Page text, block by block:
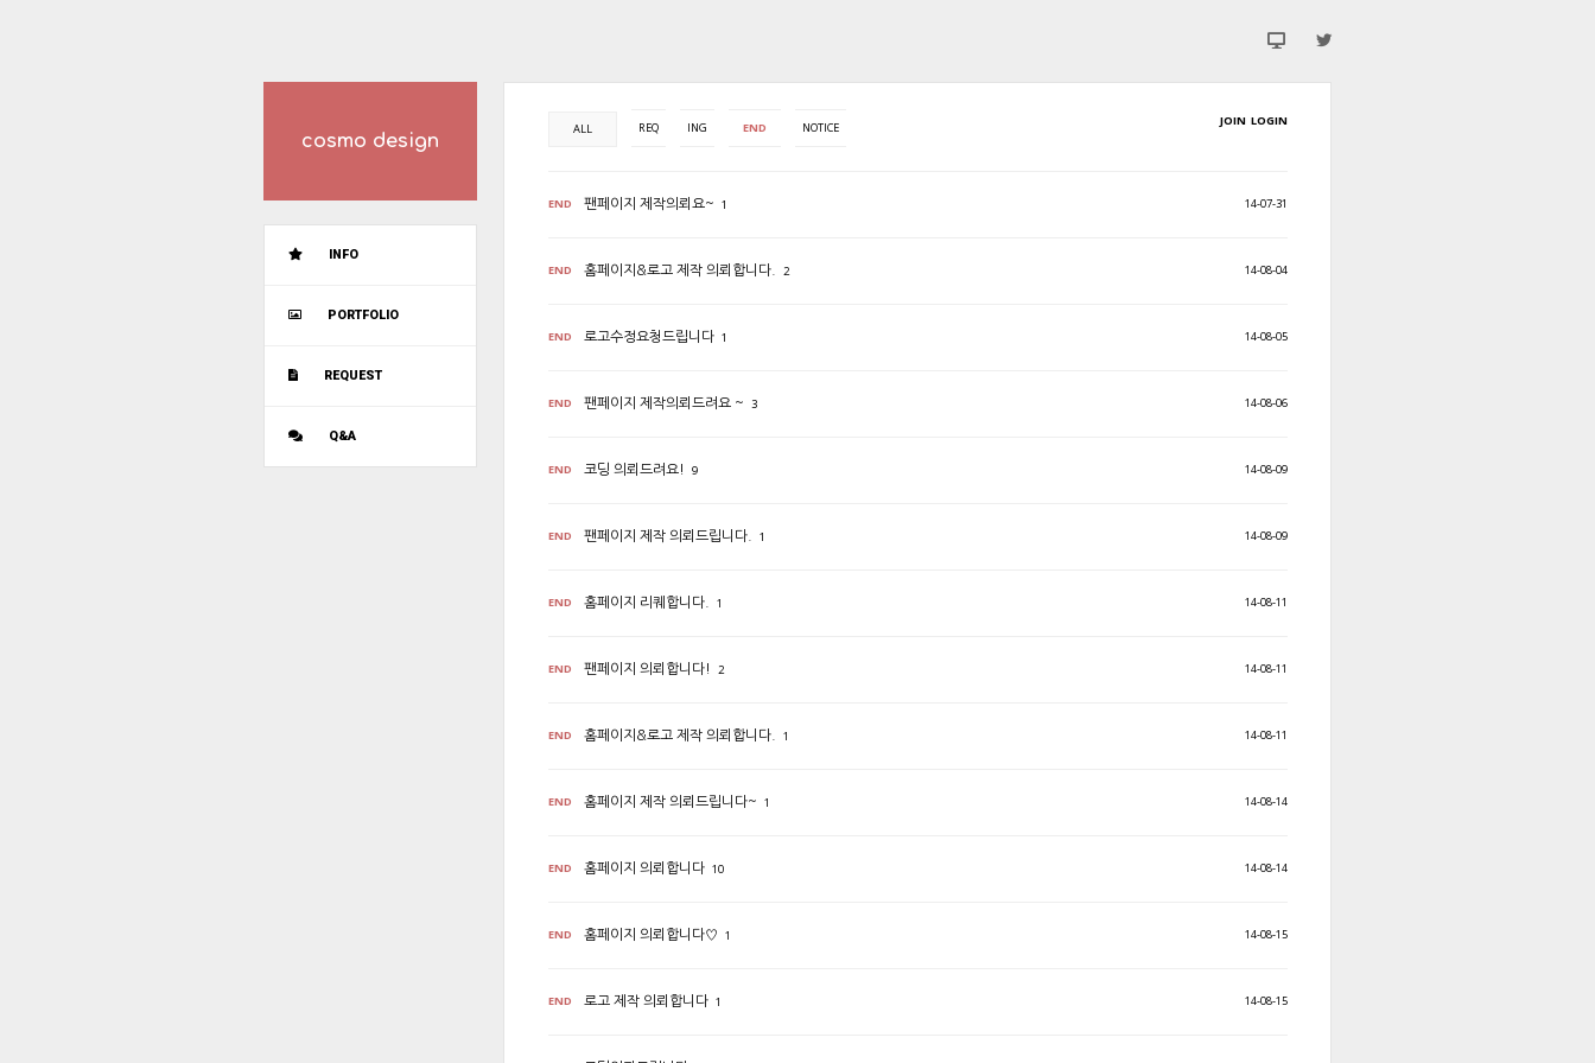
cosmo design
INFO
PORTFOLIO
REQUEST
Q&A
ALL REQ ING END NOTICE JOIN LOGIN
END 팬페이지 제작의뢰요~ 1 14-07-31
END 홈페이지&로고 제작 의뢰합니다. 2 14-08-04
END 로고수정요청드립니다 1 14-08-05
END 팬페이지 제작의뢰드려요 ~ 3 14-08-06
END 코딩 의뢰드려요! 9 14-08-09
END 팬페이지 제작 의뢰드립니다. 1 14-08-09
END 홈페이지 리퀘합니다. 1 14-08-11
END 팬페이지 의뢰합니다! 2 14-08-11
END 홈페이지&로고 제작 의뢰합니다. 1 14-08-11
END 홈페이지 제작 의뢰드립니다~ 1 14-08-14
END 홈페이지 의뢰합니다 10 14-08-14
END 홈페이지 의뢰합니다♡ 1 14-08-15
END 로고 제작 의뢰합니다 1 14-08-15